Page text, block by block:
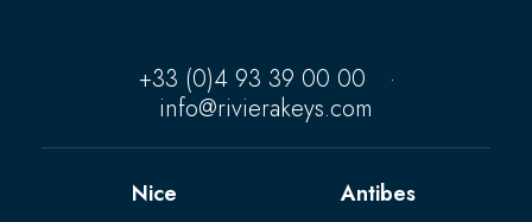
+33 (0)4 93 39 00 00
·
info@rivierakeys.com
Nice Antibes